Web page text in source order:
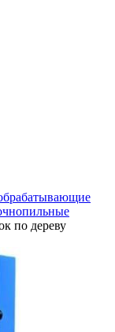
по дереву